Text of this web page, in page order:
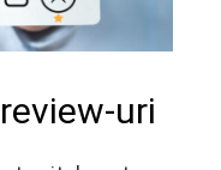
uri